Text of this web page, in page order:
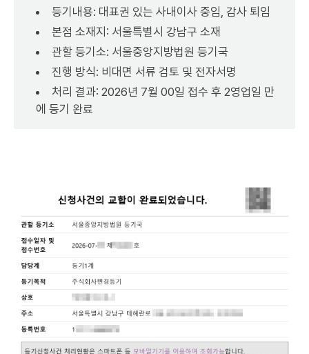
등기내용: 대표권 있는 사내이사 중임, 감사 퇴임
본점 소재지: 서울특별시 강남구 소재
관할 등기소: 서울중앙지방법원 등기국
진행 방식: 비대면 서류 검토 및 전자서명
처리 결과: 2026년 7월 00일 접수 후 2영업일 만
에 등기 완료